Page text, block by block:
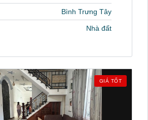
Bình Trưng Tây
Nhà đất
GIÁ TỐT